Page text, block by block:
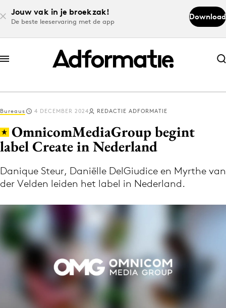
Jouw vak in je broekzak!
De beste leeservaring met de app
Download
Abonneer nu
Abonneer nu
Log in
Volg het laatste nieuws via de Adformatie
Nieuws app
Menu
9 sept: GenAI-training
Bureaus 4 DECEMBER 2024 REDACTIE ADFORMATIE
OmnicomMediaGroup begint
label Create in Nederland
Danique Steur, Daniëlle DelGiudice en Myrthe van
der Velden leiden het label in Nederland.